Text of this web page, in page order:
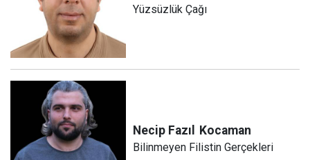
Yüzsüzlük Çağı
Necip Fazıl Kocaman
Bilinmeyen Filistin Gerçekleri